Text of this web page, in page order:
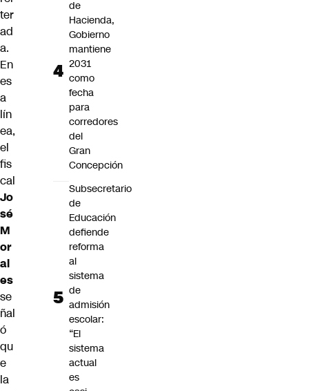
ter
ad
a.
En
es
a
lín
ea,
el
fis
cal
Jo
sé
M
or
al
es
se
ñal
ó
qu
e
la
de
Hacienda,
Gobierno
mantiene
2031
como
fecha
para
corredores
del
Gran
Concepción
Subsecretario
de
Educación
defiende
reforma
al
sistema
de
admisión
escolar:
“El
sistema
actual
es